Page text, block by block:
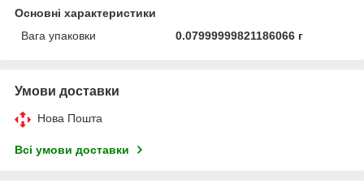
Основні характеристики
Вага упаковки
0.07999999821186066 г
Умови доставки
Нова Пошта
Всі умови доставки